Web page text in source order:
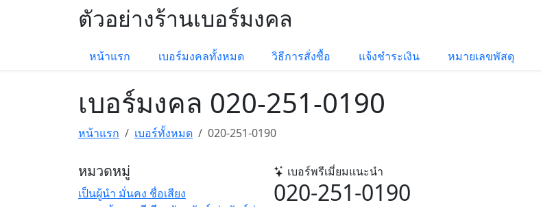
ตัวอย่างร้านเบอร์มงคล
หน้าแรก เบอร์มงคลทั้งหมด วิธีการสั่งซื้อ แจ้งชำระเงิน หมายเลขพัสดุ
เบอร์มงคล 020-251-0190
หน้าแรก เบอร์ทั้งหมด 020-251-0190
หมวดหมู่
เป็นผู้นำ มั่นคง ชื่อเสียง
เบอร์พรีเมี่ยมแนะนำ
020-251-0190